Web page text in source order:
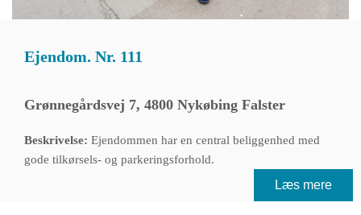
Ejendom. Nr. 111
Grønnegårdsvej 7, 4800 Nykøbing Falster
Beskrivelse: Ejendommen har en central beliggenhed med
gode tilkørsels- og parkeringsforhold.
Læs mere